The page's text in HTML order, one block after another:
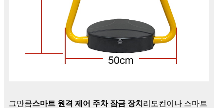
그만큼스마트 원격 제어 주차 잠금 장치 리모컨이나 스마트